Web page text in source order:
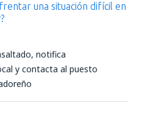
una situación difícil en
notifica
y contacta al puesto